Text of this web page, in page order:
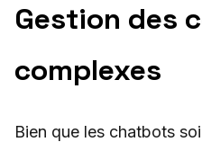
Gestion des
complexes
Bien que les chatbots